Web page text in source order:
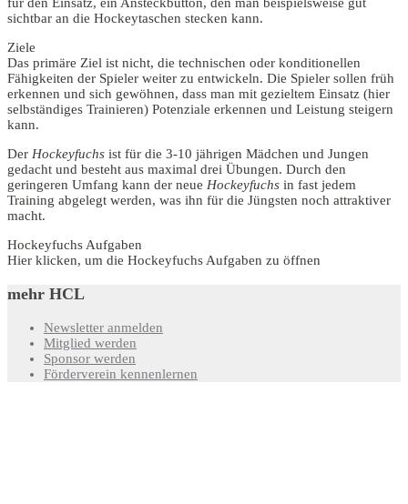
sichtbar an die Hockeytaschen stecken kann.
Ziele
Das primäre Ziel ist nicht, die technischen oder konditionellen
Fähigkeiten der Spieler weiter zu entwickeln. Die Spieler sollen früh
erkennen und sich gewöhnen, dass man mit gezieltem Einsatz (hier
selbständiges Trainieren) Potenziale erkennen und Leistung steigern
kann.
Der Hockeyfuchs ist für die 3-10 jährigen Mädchen und Jungen
gedacht und besteht aus maximal drei Übungen. Durch den
geringeren Umfang kann der neue Hockeyfuchs in fast jedem
Training abgelegt werden, was ihn für die Jüngsten noch attraktiver
macht.
Hockeyfuchs Aufgaben
Hier klicken, um die Hockeyfuchs Aufgaben zu öffnen
mehr HCL
Newsletter anmelden
Mitglied werden
Sponsor werden
Förderverein kennenlernen